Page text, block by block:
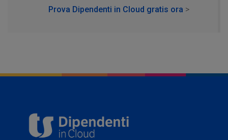
Prova Dipendenti in Cloud gratis ora >